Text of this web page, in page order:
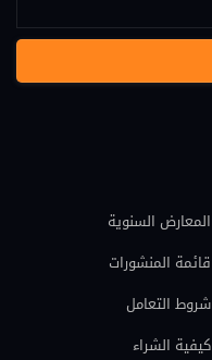
المعارض السنوية
قائمة المنشورات
شروط التعامل
كيفية الشراء